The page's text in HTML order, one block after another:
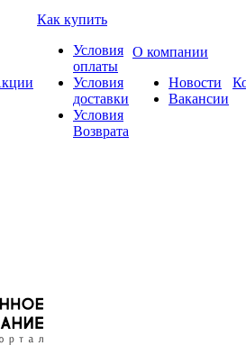
Как купить
Условия
оплаты
Условия
доставки
Условия
Возврата
О компании
Новости
Вакансии